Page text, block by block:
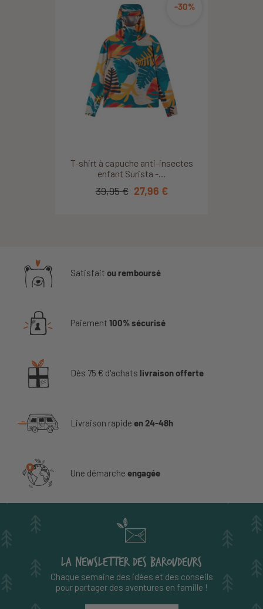
T-shirt à capuche anti-insectes
enfant Surista -...
-30%
39,95 € 27,96 €
Satisfait ou remboursé
Paiement 100% sécurisé
Dès 75 € d'achats livraison offerte
Livraison rapide en 24-48h
Une démarche engagée
LA NEWSLETTER DES BAROUDEURS
Chaque semaine des idées et des conseils
pour partager des aventures en famille !